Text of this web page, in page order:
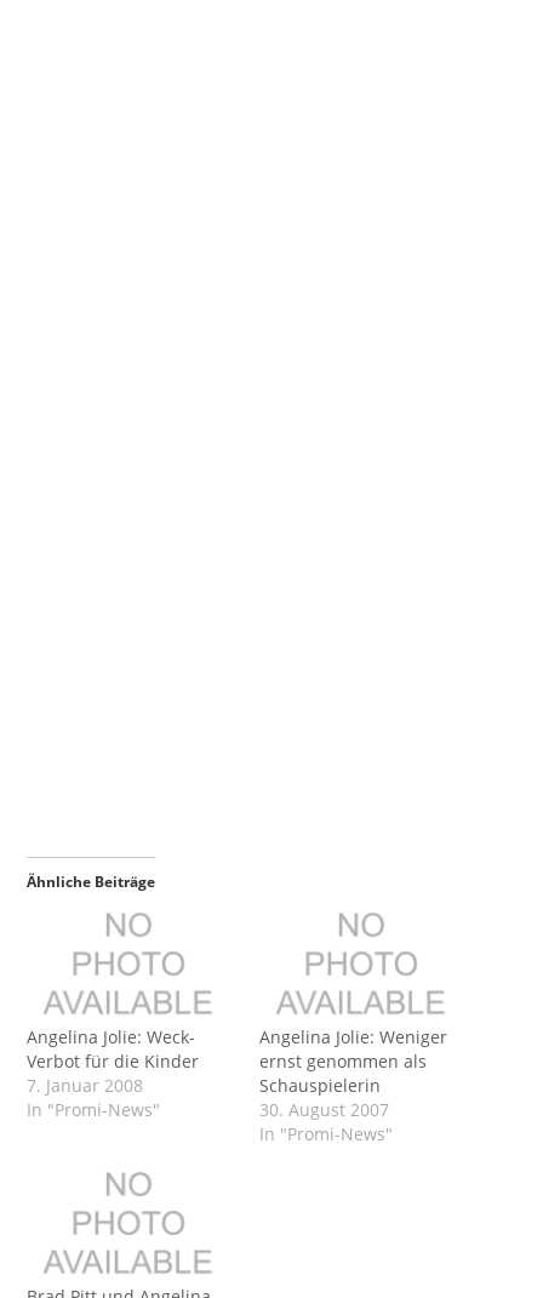
Ähnliche Beiträge
Angelina Jolie: Weck-
Verbot für die Kinder
7. Januar 2008
In "Promi-News"
Angelina Jolie: Weniger
ernst genommen als
Schauspielerin
30. August 2007
In "Promi-News"